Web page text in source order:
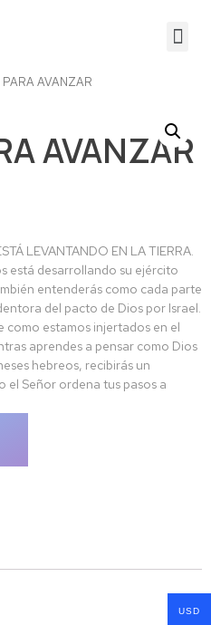
AVANZAR
AVANZAR
LEVANTANDO EN LA TIERRA.
está desarrollando su ejército
entenderás como cada parte
del pacto de Dios por Israel.
como estamos injertados en el
aprendes a pensar como Dios
hebreos, recibirás un
Señor ordena tus pasos a
USD